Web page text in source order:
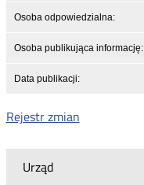
Urząd
Osoba odpowiedzialna:
Osoba publikująca informację:
Data publikacji:
Rejestr zmian